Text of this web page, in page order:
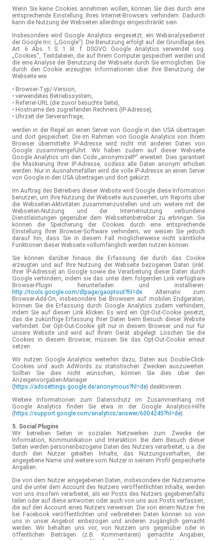
Wenn Sie keine Cookies annehmen wollen, können Sie dies durch eine
entsprechende Einstellung Ihres Internet-Browsers verhindern. Dadurch
kann die Nutzung der Webseiten allerdings eingeschränkt sein.
Insbesondere wird Google Analytics eingesetzt, ein Webanalysedienst
der Google Inc. („Google“). Die Benutzung erfolgt auf der Grundlage des
Art. 6 Abs. 1 S. 1 lit. f. DSGVO. Google Analytics verwendet sog.
„Cookies“, Textdateien, die auf Ihrem Computer gespeichert werden und
die eine Analyse der Benutzung der Webseite durch Sie ermöglichen. Die
durch den Cookie erzeugten Informationen über Ihre Benutzung der
Webseite wie
• Browser-Typ/-Version,
• verwendetes Betriebssystem,
• Referrer-URL (die zuvor besuchte Seite),
• Hostname des zugreifenden Rechners (IP-Adresse),
• Uhrzeit der Serveranfrage,
werden in der Regel an einen Server von Google in den USA übertragen
und dort gespeichert. Die im Rahmen von Google Analytics von Ihrem
Browser übermittelte IP-Adresse wird nicht mit anderen Daten von
Google zusammengeführt. Wir haben zudem auf dieser Webseite
Google Analytics um den Code „anonymizeIP“ erweitert. Dies garantiert
die Maskierung Ihrer IP-Adresse, sodass alle Daten anonym erhoben
werden. Nur in Ausnahmefällen wird die volle IP-Adresse an einen Server
von Google in den USA übertragen und dort gekürzt.
Im Auftrag des Betreibers dieser Website wird Google diese Information
benutzen, um Ihre Nutzung der Webseite auszuwerten, um Reports über
die Webseiten-Aktivitäten zusammenzustellen und um weitere mit der
Webseiten-Nutzung und der Internetnutzung verbundene
Dienstleistungen gegenüber dem Webseitenbetreiber zu erbringen. Sie
können die Speicherung der Cookies durch eine entsprechende
Einstellung Ihrer Browser-Software verhindern; wir weisen Sie jedoch
darauf hin, dass Sie in diesem Fall möglicherweise nicht sämtliche
Funktionen dieser Webseite vollumfänglich werden nutzen können.
Sie können darüber hinaus die Erfassung der durch das Cookie
erzeugten und auf Ihre Nutzung der Webseite bezogenen Daten (inkl.
Ihrer IP-Adresse) an Google sowie die Verarbeitung dieser Daten durch
Google verhindern, indem sie das unter dem folgenden Link verfügbare
Browser-Plugin herunterladen und installieren:
http://tools.google.com/dlpage/gaoptout?hl=de. Alternativ zum
Browser-Add-On, insbesondere bei Browsern auf mobilen Endgeräten,
können Sie die Erfassung durch Google Analytics zudem verhindern,
indem Sie auf diesen Link klicken. Es wird ein Opt-Out-Cookie gesetzt,
das die zukünftige Erfassung Ihrer Daten beim Besuch dieser Website
verhindert. Der Opt-Out-Cookie gilt nur in diesem Browser und nur für
unsere Website und wird auf Ihrem Gerät abgelegt. Löschen Sie die
Cookies in diesem Browser, müssen Sie das Opt-Out-Cookie erneut
setzen.
Wir nutzen Google Analytics weiterhin dazu, Daten aus Double-Click-
Cookies und auch AdWords zu statistischen Zwecken auszuwerten.
Sollten Sie dies nicht wünschen, können Sie dies über den
Anzeigenvorgaben-Manager
( https://adssettings.google.de/anonymous?hl=de) deaktivieren.
Weitere Informationen zum Datenschutz im Zusammenhang mit
Google Analytics finden Sie etwa in der Google Analytics-Hilfe
( https://support.google.com/analytics/answer/6004245?hl=de).
5. Social Plugins
Wir betreiben Seiten in sozialen Netzwerken zum Zwecke der
Information, Kommunikation und Interaktion. Bei dem Besuch dieser
Seiten werden personenbezogene Daten des Nutzers verarbeitet, u.a. die
durch den Nutzer geteilten Inhalte, das Nutzungsverhalten, der
angegebene Name und weitere vom Nutzer in seinem Profil gespeicherte
Angaben.
Die von dem Nutzer eingegebenen Daten, insbesondere der Nutzername
und die unter dem Account des Nutzers veröffentlichten Inhalte, werden
von uns insofern verarbeitet, als wir Posts des Nutzers gegebenenfalls
teilen oder auf diese antworten oder auch von uns aus Posts verfassen,
die auf den Account eines Nutzers verweisen. Die von einem Nutzer frei
bei Facebook veröffentlichten und verbreiteten Daten können so von
uns in unser Angebot einbezogen und anderen zugänglich gemacht
werden. Wir behalten uns vor, von Nutzern uns gegenüber oder in
öffentlichen Beiträgen (z.B. Kommentaren) gemachte Angaben,